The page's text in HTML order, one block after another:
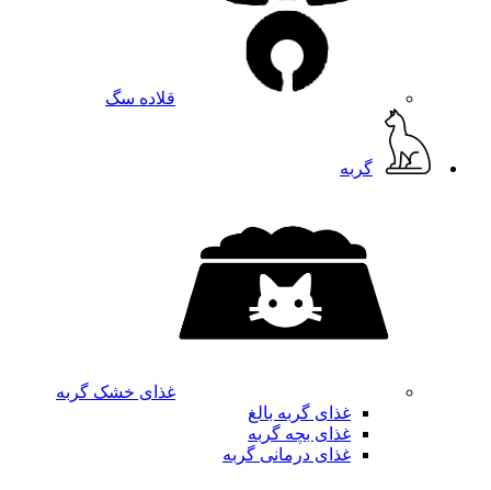
قلاده سگ
گربه
غذای خشک گربه
غذای گربه بالغ
غذای بچه گربه
غذای درمانی گربه